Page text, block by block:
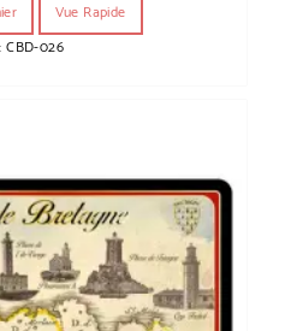
Vue Rapide
CBD-026